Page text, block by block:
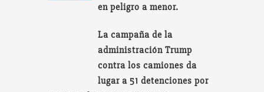
en peligro a menor.
La campaña de la
administración Trump
contra los camiones da
lugar a 51 detenciones por